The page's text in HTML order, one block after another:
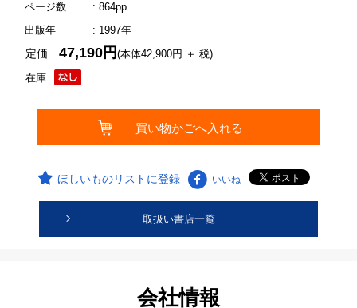
ページ数
: 864pp.
出版年
: 1997年
在庫
定価47,190円(本体42,900円 ＋ 税)
ほしいものリストに登録 いいね
取扱い書店一覧
会社情報